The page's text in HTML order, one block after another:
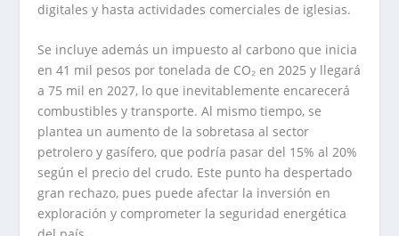
digitales y hasta actividades comerciales de iglesias.
Se incluye además un impuesto al carbono que inicia
en 41 mil pesos por tonelada de CO₂ en 2025 y llegará
a 75 mil en 2027, lo que inevitablemente encarecerá
combustibles y transporte. Al mismo tiempo, se
plantea un aumento de la sobretasa al sector
petrolero y gasífero, que podría pasar del 15% al 20%
según el precio del crudo. Este punto ha despertado
gran rechazo, pues puede afectar la inversión en
exploración y comprometer la seguridad energética